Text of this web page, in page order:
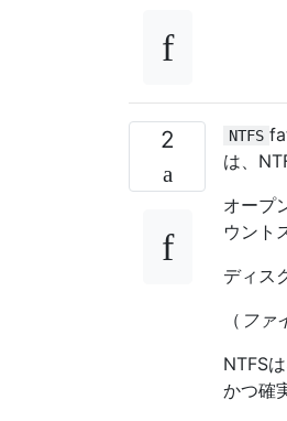
2 NTFS
は、
オープ
ウント
ディス
（ ファ
NTFS
かつ確